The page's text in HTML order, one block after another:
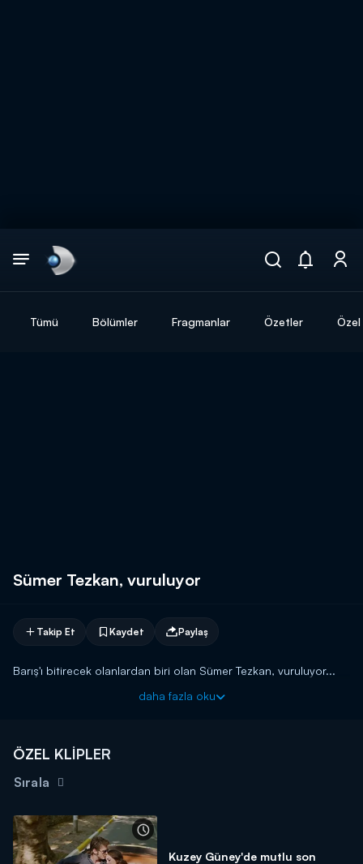
Tümü Bölümler Fragmanlar Özetler
Sümer Tezkan, vuruluyor
Takip Et Kaydet Paylaş
Barış'ı bitirecek olanlardan biri olan Sümer Tezkan, vuruluyor...
daha fazla oku
ÖZEL KLİPLER
Sırala
Kuzey Güney'de mutlu son